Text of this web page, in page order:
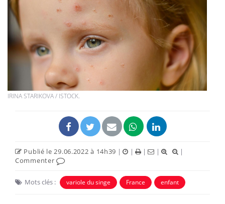
IRINA STARIKOVA / ISTOCK.
Publié le 29.06.2022 à 14h39 | | | |
|
Commenter
Mots clés : variole du singe France enfant